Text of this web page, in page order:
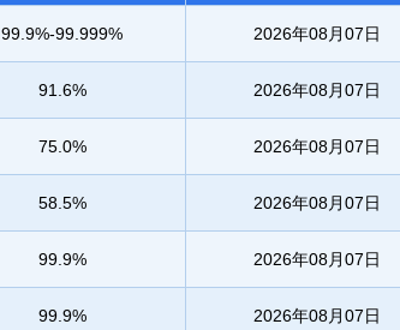
99.9%-99.999% 2026年08月07日
91.6% 2026年08月07日
75.0% 2026年08月07日
58.5% 2026年08月07日
99.9% 2026年08月07日
99.9% 2026年08月07日